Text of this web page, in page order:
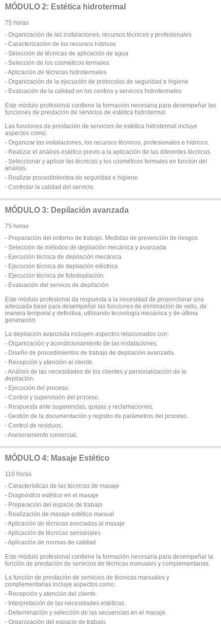
MÓDULO 2: Estética hidrotermal
75 horas
- Organización de las instalaciones, recursos técnicos y profesionales
- Caracterización de los recursos hídricos
- Selección de técnicas de aplicación de agua
- Selección de los cosméticos termales
- Aplicación de técnicas hidrotermales
- Organización de la ejecución de protocolos de seguridad e higiene
- Evaluación de la calidad en los centros y servicios hidrotermales
Este módulo profesional contiene la formación necesaria para desempeñar las
funciones de prestación de servicios de estética hidrotermal.
Las funciones de prestación de servicios de estética hidrotermal incluye
aspectos como:
- Organizar las instalaciones, los recursos técnicos, profesionales e hídricos.
- Realizar el análisis estético previo a la aplicación de las diferentes técnicas.
- Seleccionar y aplicar las técnicas y los cosméticos termales en función del
análisis.
- Realizar procedimientos de seguridad e higiene.
- Controlar la calidad del servicio.
MÓDULO 3: Depilación avanzada
75 horas
- Preparación del entorno de trabajo. Medidas de prevención de riesgos
- Selección de métodos de depilación mecánica y avanzada
- Ejecución técnica de depilación mecánica
- Ejecución técnica de depilación eléctrica
- Ejecución técnica de fotodepilación
- Evaluación del servicio de depilación
Este módulo profesional da respuesta a la necesidad de proporcionar una
adecuada base para desempeñar las funciones de eliminación de vello, de
manera temporal y definitiva, utilizando tecnología mecánica y de última
generación.
La depilación avanzada incluyen aspectos relacionados con:
- Organización y acondicionamiento de las instalaciones.
- Diseño de procedimientos de trabajo de depilación avanzada.
- Recepción y atención al cliente.
- Análisis de las necesidades de los clientes y personalización de la
depilación.
- Ejecución del proceso.
- Control y supervisión del proceso.
- Respuesta ante sugerencias, quejas y reclamaciones.
- Gestión de la documentación y registro de parámetros del proceso.
- Control de residuos.
- Asesoramiento comercial.
MÓDULO 4: Masaje Estético
110 horas
- Características de las técnicas de masaje
- Diagnóstico estético en el masaje
- Preparación del espacio de trabajo
- Realización de masaje estético manual
- Aplicación de técnicas asociadas al masaje
- Aplicación de técnicas sensoriales
- Aplicación de normas de calidad
Este módulo profesional contiene la formación necesaria para desempeñar la
función de prestación de servicios de técnicas manuales y complementarias.
La función de prestación de servicios de técnicas manuales y
complementarias incluye aspectos como:
- Recepción y atención del cliente.
- Interpretación de las necesidades estéticas.
- Determinación y selección de las secuencias en el masaje.
- Organización del espacio de trabajo.